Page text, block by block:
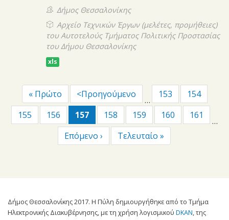
Δήμος Θεσσαλονίκης
Αρχείο Τεχνικών Έργων (μελέτες, προμήθειες)
του Αυτοτελούς Τμήματος Πολιτικής Προστασίας
του Δήμου Θεσσαλονίκης
xls
« Πρώτο <Προηγούμενο
…
153
154
155
156 157 158 159 160 161
…
Επόμενο ›
Τελευταίο »
Δήμος Θεσσαλονίκης 2017. Η Πύλη δημιουργήθηκε από το Τμήμα
Ηλεκτρονικής Διακυβέρνησης, με τη χρήση λογισμικού DKAN, της